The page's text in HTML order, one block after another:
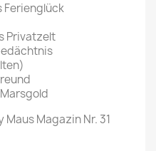
Ferienglück
Privatzelt
Magazin Nr. 31